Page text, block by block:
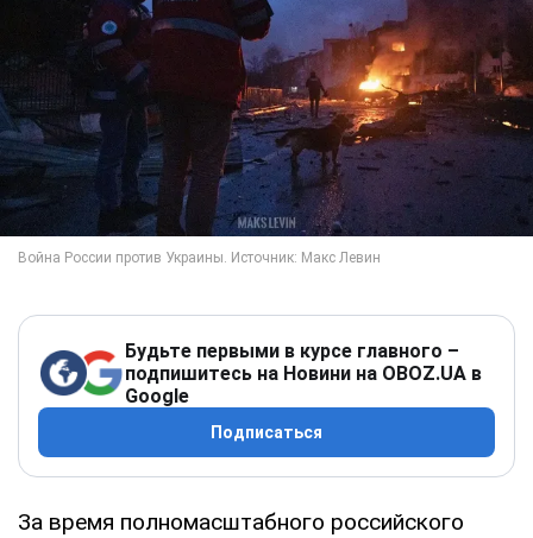
Будьте первыми в курсе главного –
подпишитесь на Новини на OBOZ.UA в
Google
Подписаться
За время полномасштабного российского